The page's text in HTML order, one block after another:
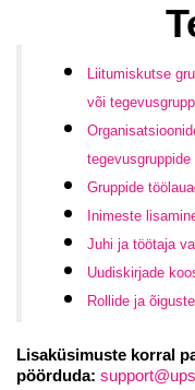
Liitumiskutse
või
tegevusgruppide
Gruppide
Inimeste
Juhi ja töötaja
Uudiskirjade
Rollide ja
Lisaküsimuste korral
pöörduda: